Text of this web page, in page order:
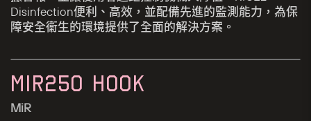
Disinfection便利、高效，並配備先進的監測能力，為保
障安全衞生的環境提供了全面的解決方案。
MIR250 HOOK
MiR